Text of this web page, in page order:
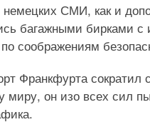
СМИ, как и
багажными бирками
по соображениям
Франкфурта
миру, он изо всех сил